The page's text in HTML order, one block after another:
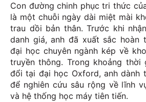
Con đường chinh phục tri thức
là một chuỗi ngày dài miệt mài
trau dồi bản thân. Trước khi
danh giá, anh đã xuất sắc hoàn
đại học chuyên ngành kép về
truyền thông. Trong khoảng thời
đổi tại đại học Oxford, anh dành
để nghiên cứu sâu rộng về lĩnh
và hệ thống học máy tiên tiến.